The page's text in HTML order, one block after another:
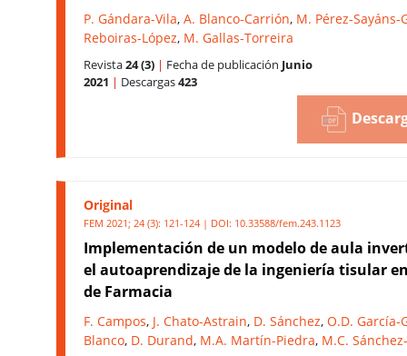
P. Gándara-Vila, A. Blanco-Carrión, M. Pérez-Sayáns-
Reboiras-López, M. Gallas-Torreira
Revista24 (3) | Fecha de publicación Junio
2021 | Descargas423
Original
FEM 2021; 24 (3): 121-124 | DOI: 10.33588/fem.243.1123
Implementación de un modelo de aula
el autoaprendizaje de la ingeniería tisular
de Farmacia
F. Campos, J. Chato-Astrain, D. Sánchez, O.D. García-
Blanco, D. Durand, M.A. Martín-Piedra, M.C.